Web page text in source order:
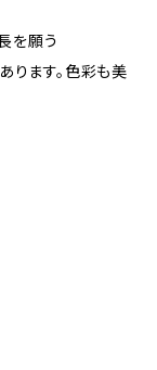
を願う
ります。色彩も美